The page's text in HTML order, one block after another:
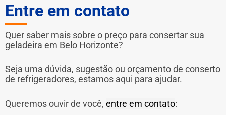
Entre em contato
Quer saber mais sobre o preço para consertar sua
geladeira em Belo Horizonte?
Seja uma dúvida, sugestão ou orçamento de conserto
de refrigeradores, estamos aqui para ajudar.
Queremos ouvir de você, entre em contato: